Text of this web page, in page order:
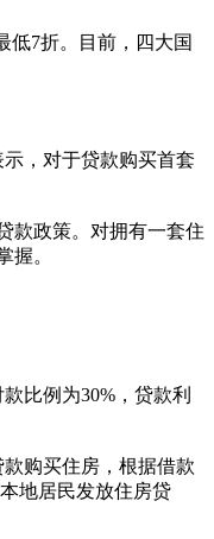
低7折。目前，四大国
，对于贷款购买首套
款政策。对拥有一套住
握。
比例为30%，贷款利
购买住房，根据借款
地居民发放住房贷